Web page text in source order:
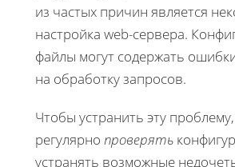
из частых причин является
настройка web-сервера.
файлы могут содержать
на обработку запросов.
Чтобы устранить эту
регулярно проверять
устранять возможные